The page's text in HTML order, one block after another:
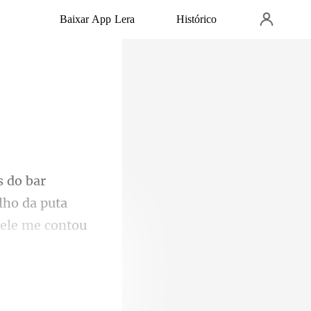
Baixar App Lera Histórico
da puta
me contou